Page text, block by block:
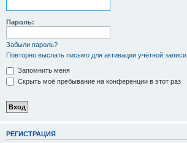
Пароль:
Забыли пароль?
Повторно выслать письмо для активации учётной записи
Запомнить меня
Скрыть моё пребывание на конференции в этот раз
РЕГИСТРАЦИЯ